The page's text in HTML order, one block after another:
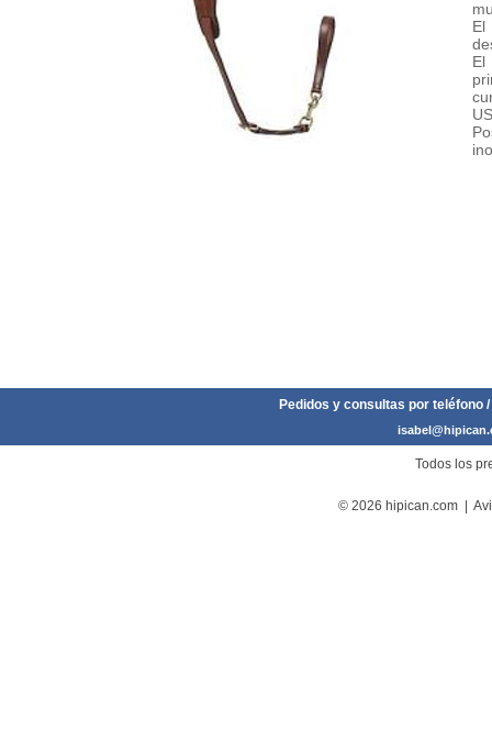
El
El
Pedidos y consultas por teléfono
Todos los
© 2026 hipican.com |